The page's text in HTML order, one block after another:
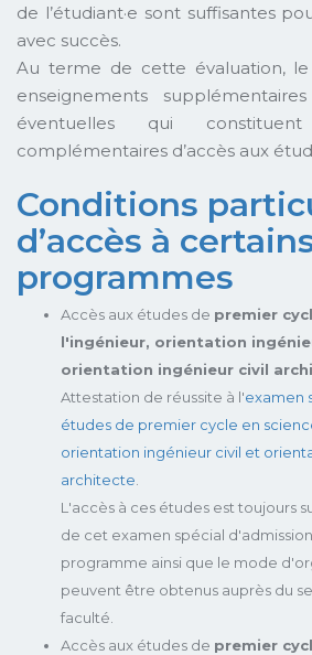
de l’étudiant·e sont suffisantes
avec succès.
Au terme de cette évaluation,
enseignements
éventuelles qui
complémentaires d’accès aux
Conditions
d’accès à
programmes
Accès aux études de premier
l'ingénieur, orientation
orientation ingénieur civil
Attestation de réussite à l'examen
études de premier cycle en
orientation ingénieur civil et
architecte
L'accès à ces études est toujours
de cet examen spécial
programme ainsi que le mode
peuvent être obtenus auprès du
faculté.
Accès aux études de premier